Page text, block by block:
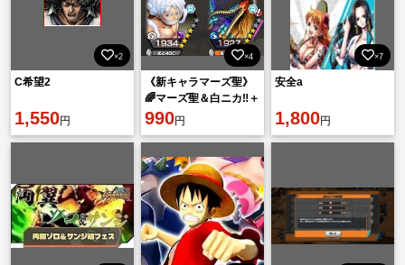
×2
C希望2
1,550円
×4
《新キャラマーズ聖》
🌈マーズ聖＆白ニカ‼️＋
💎4500❤️‍🔥環境最強❤️‍🔥
990円
×7
安全a
1,800円